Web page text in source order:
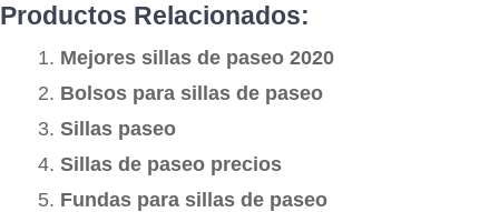
Productos Relacionados:
Mejores sillas de paseo 2020
Bolsos para sillas de paseo
Sillas paseo
Sillas de paseo precios
Fundas para sillas de paseo